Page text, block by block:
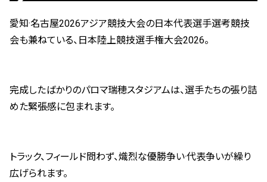
愛知·名古屋2026アジア競技大会の日本代表選手選考競技
会も兼ねている、日本陸上競技選手権大会2026。
完成したばかりのパロマ瑞穂スタジアムは、選手たちの張り詰
めた緊張感に包まれます。
トラック、フィールド問わず、熾烈な優勝争い·代表争いが繰り
広げられます。